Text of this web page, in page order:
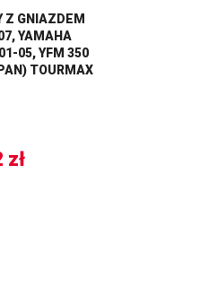
Z GNIAZDEM
YAMAHA
05, YFM 350
TOURMAX
zł